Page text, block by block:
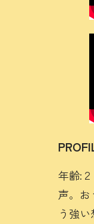
年齢:
声。お
う強